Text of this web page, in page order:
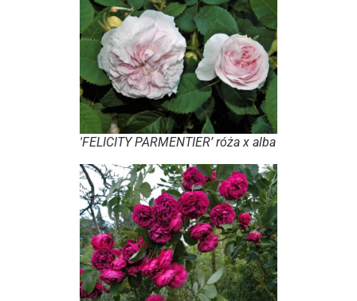
'FELICITY PARMENTIER’ róża x alba